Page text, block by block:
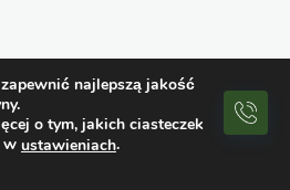
reserved. Theme:eStore
najlepszą jakość
o tym, jakich ciasteczek
w ustawieniach.